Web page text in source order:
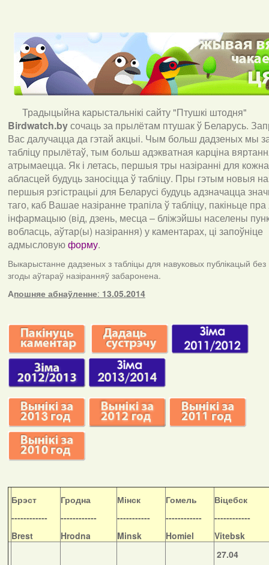
Традыцыйна карыстальнікі сайту "Птушкі штодня"
Birdwatch.byсочаць за прылётам птушак ў Беларусь.
Вас далучацца да гэтай акцыі. Чым больш дадзеных мы
табліцу прылётаў, тым больш адэкватная карціна
атрымаецца. Як і летась, першыя тры назіранні для
абласцей будуць заносіцца ў табліцу. Пры гэтым новыя
першыя рэгістрацыі для Беларусі будуць адзначацца
таго, каб Вашае назіранне трапіла ў табліцу, пакіньце пра
інфармацыю (від, дзень, месца – бліжэйшы населены
вобласць, аўтар(ы) назірання) у каментарах, ці запоўніце
адмысловуюформу.
Выкарыстанне дадзеных з табліцы для навуковых публікацый без
згоды аўтараў назіранняў забаронена.
Апошняе абнаўленне: 13.05.2014
Брэст
------------
Brest
Гродна
------------
Hrodna
Мінск
-----------
Minsk
Гомель
------------
Homiel
Віцебск
------------
Vitebsk
27.04